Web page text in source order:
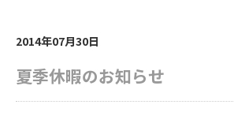
2014年07月30日
夏季休暇のお知らせ